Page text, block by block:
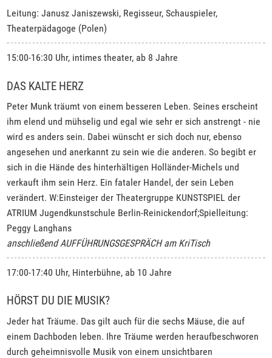
Leitung: Janusz Janiszewski, Regisseur, Schauspieler,
Theaterpädagoge (Polen)
15:00-16:30 Uhr, intimes theater, ab 8 Jahre
DAS KALTE HERZ
Peter Munk träumt von einem besseren Leben. Seines erscheint
ihm elend und mühselig und egal wie sehr er sich anstrengt - nie
wird es anders sein. Dabei wünscht er sich doch nur, ebenso
angesehen und anerkannt zu sein wie die anderen. So begibt er
sich in die Hände des hinterhältigen Holländer-Michels und
verkauft ihm sein Herz. Ein fataler Handel, der sein Leben
verändert. W:Einsteiger der Theatergruppe KUNSTSPIEL der
ATRIUM Jugendkunstschule Berlin-Reinickendorf;Spielleitung:
Peggy Langhans
anschließend AUFFÜHRUNGSGESPRÄCH am KriTisch
17:00-17:40 Uhr, Hinterbühne, ab 10 Jahre
HÖRST DU DIE MUSIK?
Jeder hat Träume. Das gilt auch für die sechs Mäuse, die auf
einem Dachboden leben. Ihre Träume werden heraufbeschworen
durch geheimnisvolle Musik von einem unsichtbaren